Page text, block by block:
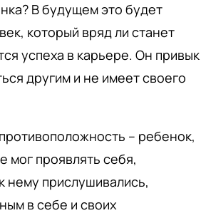
В будущем это будет
который вряд ли станет
успеха в карьере. Он привык
другим и не имеет своего
– ребенок,
мог проявлять себя,
нему прислушивались,
в себе и своих